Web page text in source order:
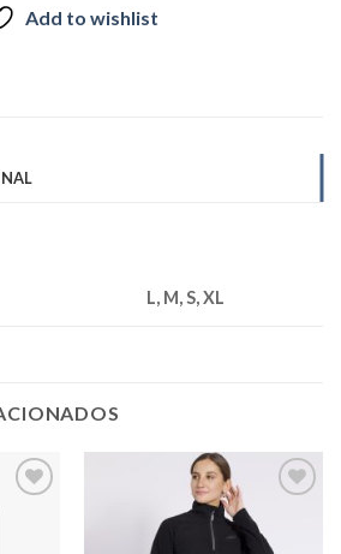
Add to wishlist
L, M, S, XL